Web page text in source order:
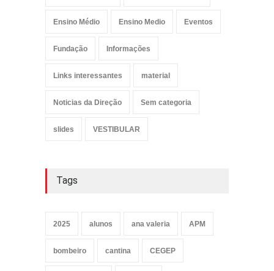
Ensino Médio Ensino Medio Eventos
Fundação Informações
Links interessantes material
Noticias da Direção Sem categoria
slides VESTIBULAR
Tags
2025 alunos ana valeria APM
bombeiro cantina CEGEP